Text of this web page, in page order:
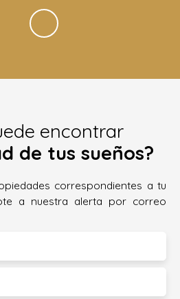
encontrar
de tus sueños?
correspondientes a tu
a nuestra alerta por correo